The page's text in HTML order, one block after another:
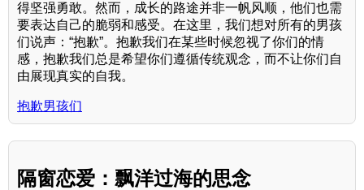
得坚强勇敢。然而，成长的路途并非一帆风顺，他们也需
要表达自己的脆弱和感受。在这里，我们想对所有的男孩
们说声：“抱歉”。抱歉我们在某些时候忽视了你们的情
感，抱歉我们总是希望你们遵循传统观念，而不让你们自
由展现真实的自我。
抱歉男孩们
隔窗恋爱：飘洋过海的思念